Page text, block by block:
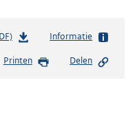
b
s
Informatie
Printen Delen